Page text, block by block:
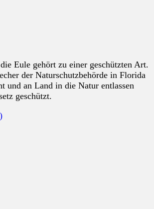
Eule gehört zu einer geschützten Art.
der Naturschutzbehörde in Florida
und an Land in die Natur entlassen
geschützt.